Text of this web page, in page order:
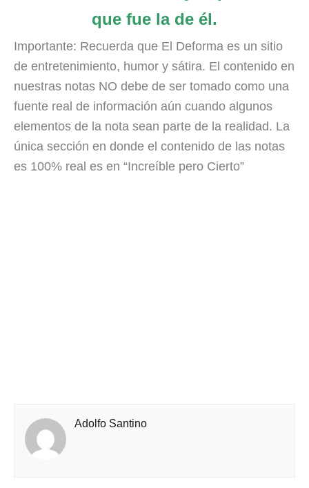
que fue la de él.
Importante: Recuerda que El Deforma es un sitio
de entretenimiento, humor y sátira. El contenido en
nuestras notas NO debe de ser tomado como una
fuente real de información aún cuando algunos
elementos de la nota sean parte de la realidad. La
única sección en donde el contenido de las notas
es 100% real es en “Increíble pero Cierto”
Adolfo Santino